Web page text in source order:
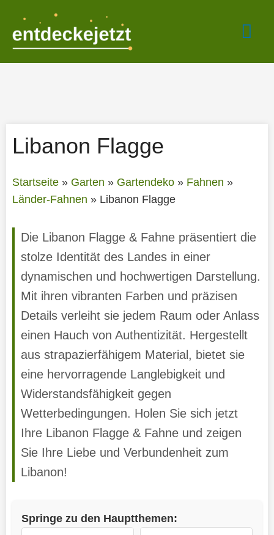
springen
Libanon Flagge
Startseite» Garten » Gartendeko» Fahnen »
Länder-Fahnen » Libanon Flagge
Die Libanon Flagge & Fahne präsentiert die
stolze Identität des Landes in einer
dynamischen und hochwertigen Darstellung.
Mit ihren vibranten Farben und präzisen
Details verleiht sie jedem Raum oder Anlass
einen Hauch von Authentizität. Hergestellt
aus strapazierfähigem Material, bietet sie
eine hervorragende Langlebigkeit und
Widerstandsfähigkeit gegen
Wetterbedingungen. Holen Sie sich jetzt
Ihre Libanon Flagge & Fahne und zeigen
Sie Ihre Liebe und Verbundenheit zum
Libanon!
Springe zu den Hauptthemen: